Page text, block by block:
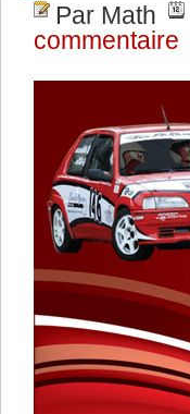
Par Math
commentaire